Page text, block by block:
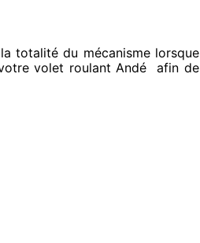
totalité du mécanisme lorsque
volet roulant Andé
afin de